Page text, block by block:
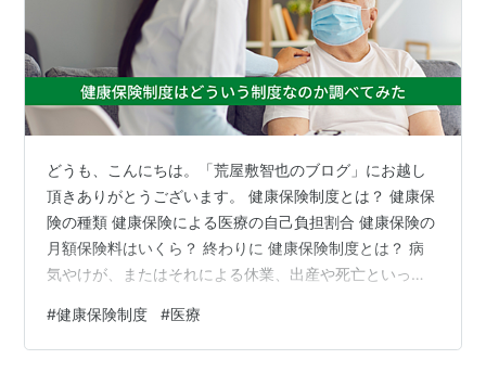
どうも、こんにちは。「荒屋敷智也のブログ」にお越し
頂きありがとうございます。 健康保険制度とは？ 健康保
険の種類 健康保険による医療の自己負担割合 健康保険の
月額保険料はいくら？ 終わりに 健康保険制度とは？ 病
気やけが、またはそれによる休業、出産や死亡といった
入も途絶えて、生活が不安定になります。そこで、こう
した事態に備えるため、日頃から加入者が保険料を支払
#健康保険制度 #医療